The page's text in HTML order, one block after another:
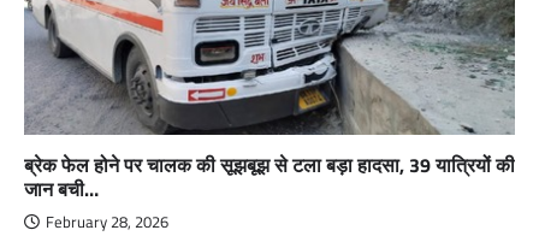
ब्रेक फेल होने पर चालक की सूझबूझ से टला बड़ा हादसा, 39 यात्रियों की
जान बची…
February 28, 2026